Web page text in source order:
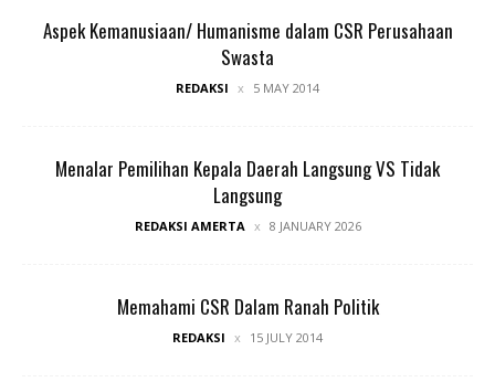
Aspek Kemanusiaan/ Humanisme dalam CSR Perusahaan
Swasta
REDAKSI 5 MAY 2014
Menalar Pemilihan Kepala Daerah Langsung VS Tidak
Langsung
REDAKSI AMERTA 8 JANUARY 2026
Memahami CSR Dalam Ranah Politik
REDAKSI 15 JULY 2014